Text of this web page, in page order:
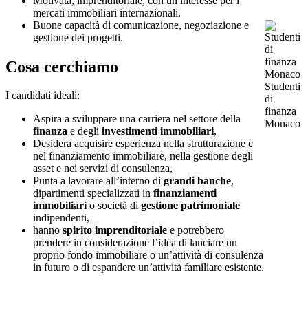
mercati immobiliari internazionali.
Buone capacità di comunicazione, negoziazione e
gestione dei progetti.
Cosa cerchiamo
I candidati ideali:
Aspira a sviluppare una carriera nel settore della
finanza e degli investimenti immobiliari,
Desidera acquisire esperienza nella strutturazione e
nel finanziamento immobiliare, nella gestione degli
asset e nei servizi di consulenza,
Punta a lavorare all’interno di grandi banche,
dipartimenti specializzati in finanziamenti
immobiliario società di gestione patrimoniale
indipendenti,
hanno spirito imprenditoriale e potrebbero
prendere in considerazione l’idea di lanciare un
proprio fondo immobiliare o un’attività di consulenza
in futuro o di espandere un’attività familiare esistente.
Studenti
di
finanza
Monaco